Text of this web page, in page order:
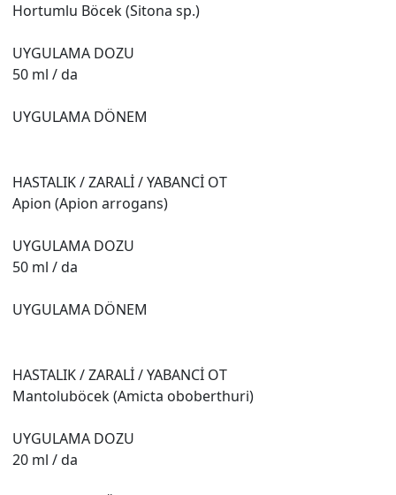
Hortumlu Böcek (Sitona sp.)
UYGULAMA DOZU
50 ml / da
UYGULAMA DÖNEM
HASTALIK / ZARALİ / YABANCİ OT
Apion (Apion arrogans)
UYGULAMA DOZU
50 ml / da
UYGULAMA DÖNEM
HASTALIK / ZARALİ / YABANCİ OT
Mantoluböcek (Amicta oboberthuri)
UYGULAMA DOZU
20 ml / da